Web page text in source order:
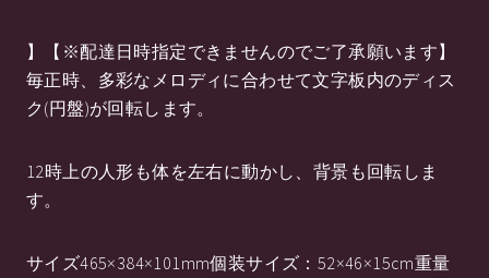
】【※配達日時指定できませんのでご了承願います】
毎正時、多彩なメロディに合わせて文字板内のディス
ク(円盤)が回転します。
12時上の人形も体を左右に動かし、背景も回転しま
す。
サイズ465×384×101mm個装サイズ：52×46×15cm重量